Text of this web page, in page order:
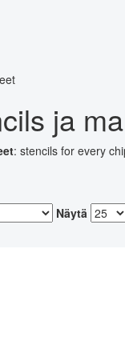
ja
: stencils for every
Näytä